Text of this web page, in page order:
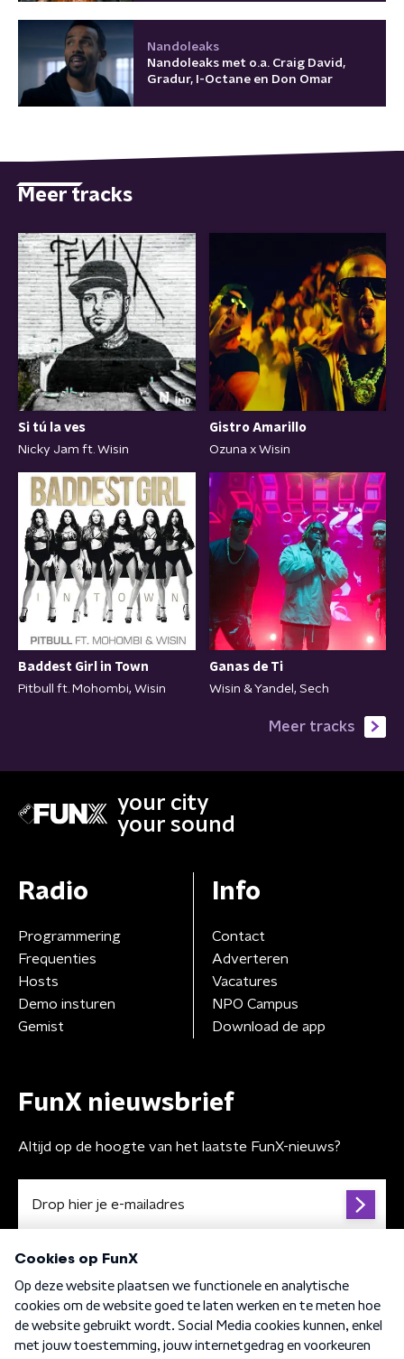
Nandoleaks
Nandoleaks met o.a. Craig David,
Gradur, I-Octane en Don Omar
Meer tracks
Si tú la ves
Nicky Jam ft. Wisin
Gistro Amarillo
Ozuna x Wisin
Baddest Girl in Town
Pitbull ft. Mohombi, Wisin
Ganas de Ti
Wisin & Yandel, Sech
Meer tracks
your city
your sound
Radio
Programmering
Frequenties
Hosts
Demo insturen
Gemist
Info
Contact
Adverteren
Vacatures
NPO Campus
Download de app
FunX nieuwsbrief
Altijd op de hoogte van het laatste FunX-nieuws?
Algemene voorwaarden Privacybeleid